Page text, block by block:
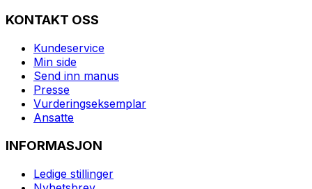
KONTAKT OSS
Kundeservice
Min side
Send inn manus
Presse
Vurderingseksemplar
Ansatte
INFORMASJON
Ledige stillinger